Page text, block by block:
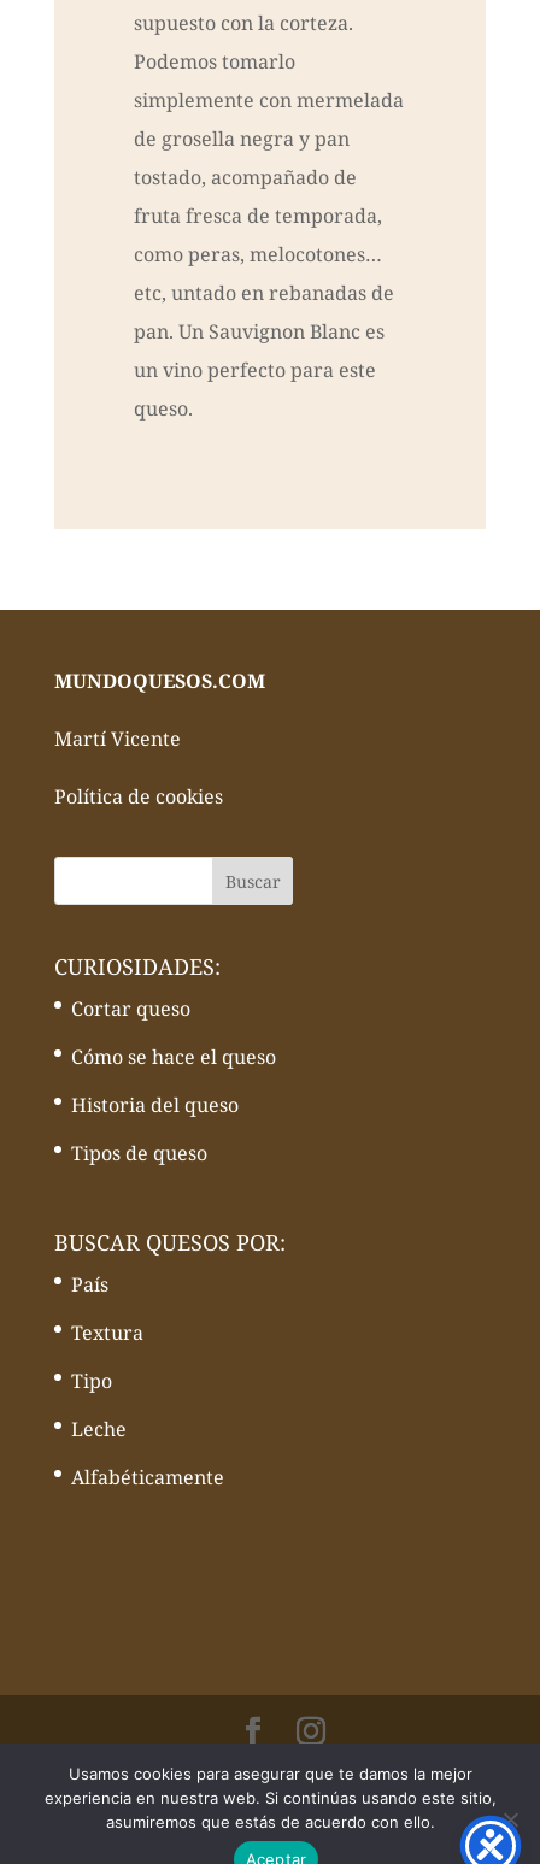
supuesto con la corteza.
Podemos tomarlo
simplemente con mermelada
de grosella negra y pan
tostado, acompañado de
fruta fresca de temporada,
como peras, melocotones…
etc, untado en rebanadas de
pan. Un Sauvignon Blanc es
un vino perfecto para este
queso.
MUNDOQUESOS.COM
Martí Vicente
Política de cookies
CURIOSIDADES:
Cortar queso
Cómo se hace el queso
Historia del queso
Tipos de queso
BUSCAR QUESOS POR:
País
Textura
Tipo
Leche
Alfabéticamente
© Todos los derechos reservados
Mundoquesos - Web desarrollado por
Volcànic Internet
Usamos cookies para asegurar que te damos la mejor
experiencia en nuestra web. Si continúas usando este sitio,
asumiremos que estás de acuerdo con ello.
Aceptar